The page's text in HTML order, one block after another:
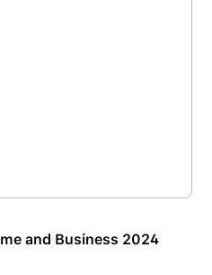
and Business 2024